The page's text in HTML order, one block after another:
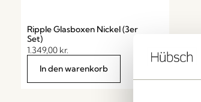
Ripple Glasboxen Nickel (3er
Set)
1.349,00 kr.
In den warenkorb